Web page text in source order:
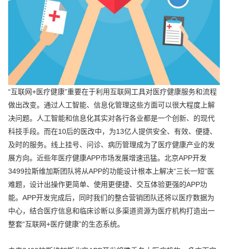
“互联网+医疗健康”重要在于利用互联网工具对医疗健康服务和流程
做出改变。通过人工智能、信息化管理这些方面可以很大程度上解
决问题。人工智能和信息化其实对各行各业都是一个创新、的现代
科技手段。而在10后的医改中，为13亿人提供安全、有效、便捷、
及时的服务。线上挂号、问诊、病历管理成为了医疗健康产业的发
展方向。近些年医疗健康APP市场发展增速迅猛。北京APP开发
3499拉斯维加斯团队将从APP的功能设计根本上解决“三长一短”医
难题，设计出操作更简单、使用更便捷、交互体验更强的APP功
能。APP开发完成后，同时我们的整合营销团队还将以医疗数据为
中心，结合医疗信息和临床诊断以多渠道资源为医疗机构打造出一
整套“互联网+医疗健康”的生态系统。